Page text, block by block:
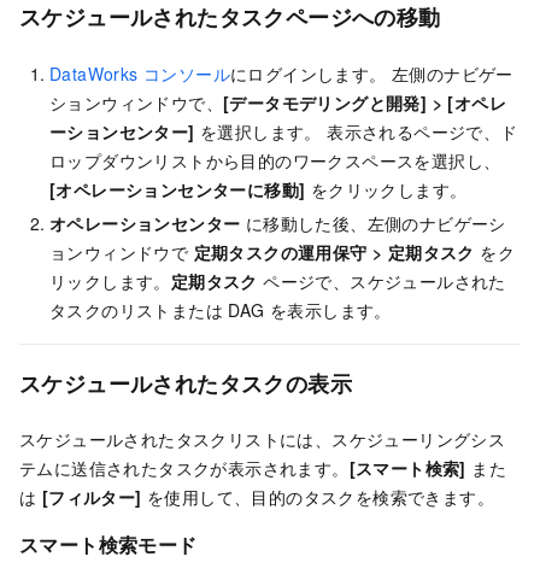
スケジュールされたタスクページへの移動
DataWorks コンソールにログインします。 左側のナビゲー
ションウィンドウで、 [データモデリングと開発] > [オペレ
ーションセンター] を選択します。 表示されるページで、ド
ロップダウンリストから目的のワークスペースを選択し、
[オペレーションセンターに移動] をクリックします。
オペレーションセンター に移動した後、左側のナビゲーシ
ョンウィンドウで 定期タスクの運用保守 > 定期タスク をク
リックします。 定期タスク ページで、スケジュールされた
タスクのリストまたは DAG を表示します。
スケジュールされたタスクの表示
スケジュールされたタスクリストには、スケジューリングシス
テムに送信されたタスクが表示されます。 [スマート検索] また
は [フィルター] を使用して、目的のタスクを検索できます。
スマート検索モード